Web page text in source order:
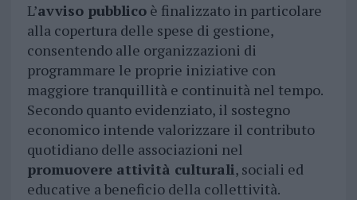
L’avviso pubblicoè finalizzato in particolare
alla copertura delle spese di gestione,
consentendo alle organizzazioni di
programmare le proprie iniziative con
maggiore tranquillità e continuità nel tempo.
Secondo quanto evidenziato, il sostegno
economico intende valorizzare il contributo
quotidiano delle associazioni nel
promuovere attività culturali, sociali ed
educative a beneficio della collettività.